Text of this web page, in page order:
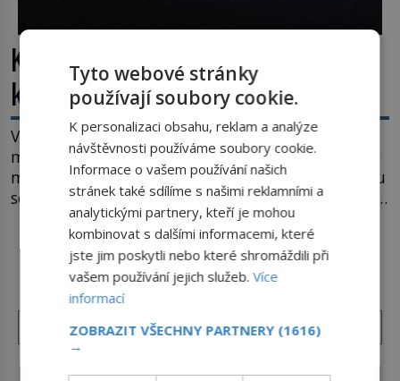
Kosmická hádanka: Jaká je největší
kometa ve známém vesmíru?
Vesmír se rozpíná stále rychleji. Jenže, jak je to
možné? Současná fyzika je v koncích. Odpovědí by
mohla být hypotetická temná energie. Právě na tu
se zaměří pozornost dvojice zkušených astronomů.
Namísto ní ale objeví něco mnohem
hmatatelnějšího. Naprosto rekordní kometu!
Astronomové Pedro Bernardinelli a Gary Bernstein
mravenčí prací zkoumají archivní snímky v rámci
Průzkumu temné energie […]
DALŠÍ ČLÁNKY Z RUBRIKY ›
Tyto webové stránky
používají soubory cookie.
K personalizaci obsahu, reklam a analýze
návštěvnosti používáme soubory cookie.
Informace o vašem používání našich
stránek také sdílíme s našimi reklamními a
analytickými partnery, kteří je mohou
kombinovat s dalšími informacemi, které
jste jim poskytli nebo které shromáždili při
vašem používání jejich služeb.Více
informací
ZOBRAZIT VŠECHNY PARTNERY (1616)
→